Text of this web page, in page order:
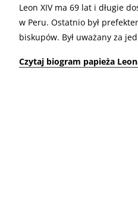
Leon XIV ma 69 lat i długie
w Peru. Ostatnio był
biskupów. Był uważany za
Czytaj biogram papieża